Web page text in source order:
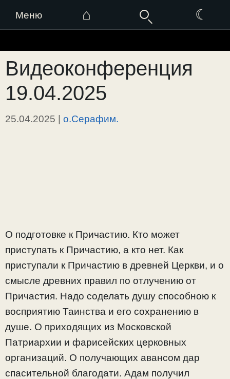
Меню ⌂ ☾
к
содержимому
Видеоконференция
19.04.2025
25.04.2025 | о.Серафим.
О подготовке к Причастию. Кто может
приступать к Причастию, а кто нет. Как
приступали к Причастию в древней Церкви, и о
смысле древних правил по отлучению от
Причастия. Надо соделать душу способною к
восприятию Таинства и его сохранению в
душе. О приходящих из Московской
Патриархии и фарисейских церковных
организаций. О получающих авансом дар
спасительной благодати. Адам получил